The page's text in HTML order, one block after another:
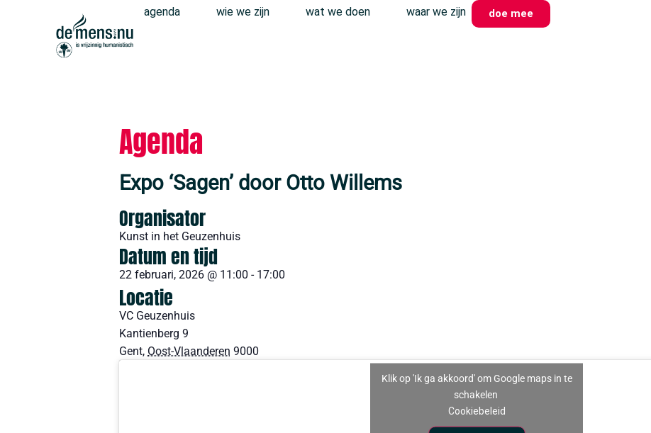
agenda wie we zijn wat we doen waar we zijn doe mee
Agenda
Expo ‘Sagen’ door Otto Willems
Organisator
Kunst in het Geuzenhuis
Datum en tijd
22 februari, 2026 @ 11:00 - 17:00
Locatie
VC Geuzenhuis
Kantienberg 9
Gent, Oost-Vlaanderen 9000
Klik op 'Ik ga akkoord' om Google maps in te
schakelen
Cookiebeleid